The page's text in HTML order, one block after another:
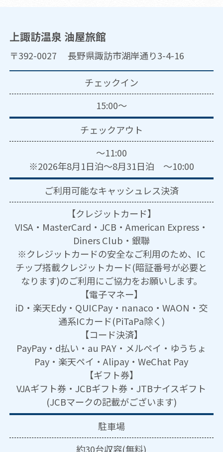
上諏訪温泉 油屋旅館
〒392-0027 長野県諏訪市湖岸通り3-4-16
チェックイン
15:00～
チェックアウト
～11:00
※2026年8月1日泊～8月31日泊 ～10:00
ご利用可能なキャッシュレス決済
【クレジットカード】
VISA・MasterCard・JCB・American Express・
Diners Club・銀聯
※クレジットカードの安全なご利用のため、IC
チップ搭載クレジットカード(暗証番号が必要と
なります)のご利用にご協力をお願いします。
【電子マネー】
iD・楽天Edy・QUICPay・nanaco・WAON・交
通系ICカード(PiTaPa除く)
【コード決済】
PayPay・d払い・au PAY・メルペイ・ゆうちょ
Pay・楽天ペイ・Alipay・WeChat Pay
【ギフト券】
VJAギフト券・JCBギフト券・JTBナイスギフト
(JCBマークの記載がございます)
駐車場
約30台収容(無料)